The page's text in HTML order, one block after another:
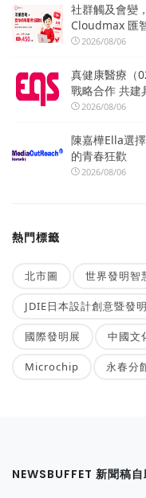
社群觸及會變
Cloudmax 匯
2026/08/06
真健康醫療（
戰略合作 共建
2026/08/06
陳嘉樺Ella選
的青春狂歡
2026/08/06
熱門標籤
北市圖 世界發明智
JDIE日本設計創意暨發
國際發明展 中國文
Microchip 永春分
NEWSBUFFET 新聞稿